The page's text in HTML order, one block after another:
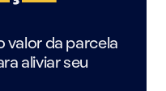
valor da parcela
aliviar seu